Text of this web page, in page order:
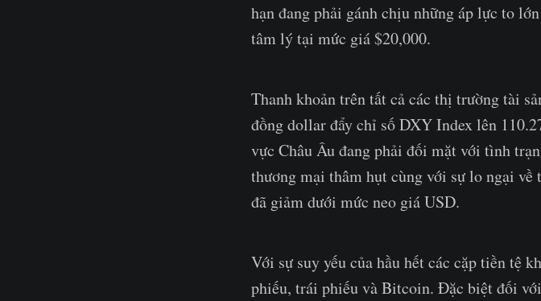
hạn đang phải gánh chịu những áp lực to
tâm lý tại mức giá $20,000.
Thanh khoản trên tất cả các thị trường tài
đồng dollar đẩy chỉ số DXY Index lên
vực Châu Âu đang phải đối mặt với tình
thương mại thâm hụt cùng với sự lo ngại
đã giảm dưới mức neo giá USD.
Với sự suy yếu của hầu hết các cặp tiền tệ
phiếu, trái phiếu và Bitcoin. Đặc biệt đối